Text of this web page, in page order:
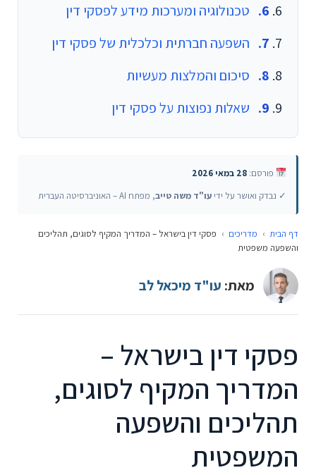
טכנולוגיה ומערכות מידע לפסקי דין
השפעה חברתית וכלכלית של פסקי דין
סיכום והמלצות מעשיות
שאלות נפוצות על פסקי דין
פורסם: 28 במאי 2026
✓ נבדק ואושר על ידי עו"ד משה טייב, מפתח AI – האוניברסיטה העברית
דף הבית › מדריכים › פסקי דין בישראל – המדריך המקיף לסוגים, תהליכים
והשפעה משפטית
מאת: עו"ד מיכאל לב
פסקי דין בישראל –
המדריך המקיף לסוגים,
תהליכים והשפעה
המשפטית